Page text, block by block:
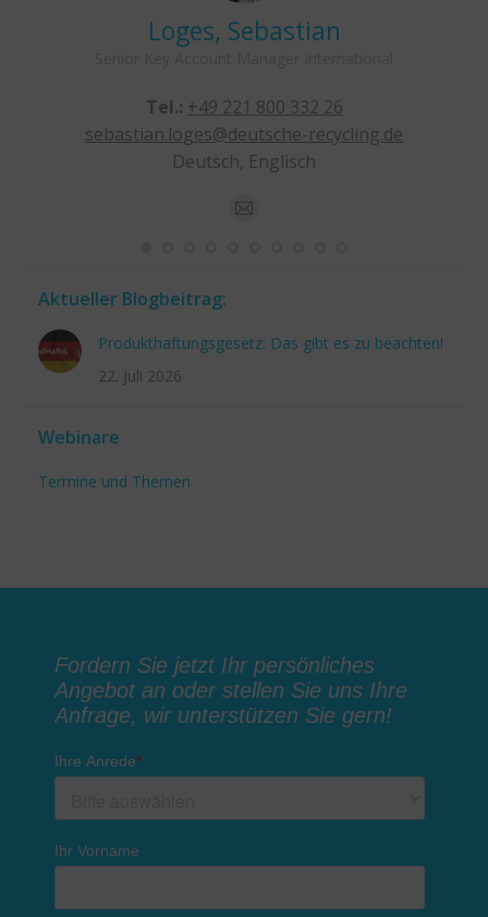
Loges, Sebastian
Tel.: +49 221 800 332 26
sebastian.loges@deutsche-recycling.de
Deutsch, Englisch
E-
Aktueller Blogbeitrag:
Produkthaftungsgesetz: Das gibt es zu beachten!
22. Juli 2026
Webinare
Termine und Themen